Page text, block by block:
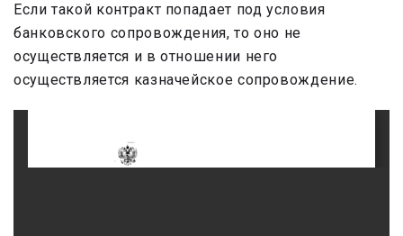
Если такой контракт попадает под условия
банковского сопровождения, то оно не
осуществляется и в отношении него
осуществляется казначейское сопровождение.